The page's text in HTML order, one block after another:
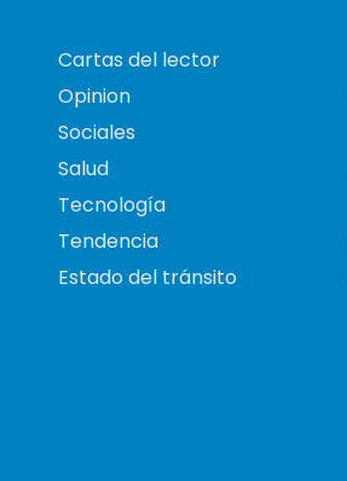
Cartas del lector
Opinion
Sociales
Salud
Tecnología
Tendencia
Estado del tránsito